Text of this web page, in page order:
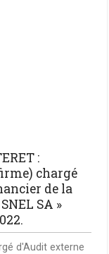
:
chargé
de la
SA »
d'Audit externe